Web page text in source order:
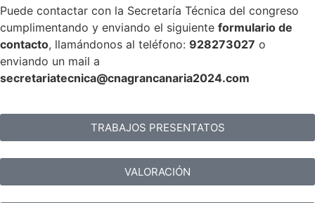
Puede contactar con la Secretaría Técnica del congreso
cumplimentando y enviando el siguiente formulario de
contacto, llamándonos al teléfono: 928273027 o
enviando un mail a
secretariatecnica@cnagrancanaria2024.com
TRABAJOS PRESENTATOS
VALORACIÓN